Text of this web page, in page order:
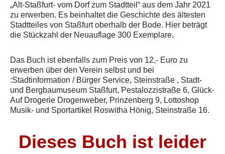
„Alt-Staßfurt- vom Dorf zum Stadtteil“ aus dem Jahr 2021
zu erwerben. Es beinhaltet die Geschichte des ältesten
Stadtteiles von Staßfurt oberhalb der Bode. Hier beträgt
die Stückzahl der Neuauflage 300 Exemplare.
Das Buch ist ebenfalls zum Preis von 12,- Euro zu
erwerben über den Verein selbst und bei
:Stadtinformation / Bürger Service, Steinstraße , Stadt-
und Bergbaumuseum Staßfurt, Pestalozzistraße 6, Glück-
Auf Drogerie Drogenweber, Prinzenberg 9, Lottoshop
Musik- und Sportartikel Roswitha Hönig, Steinstraße 16.
Dieses Buch ist leider